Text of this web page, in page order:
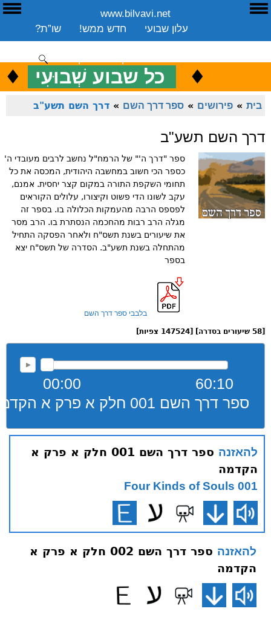
www.bilvavi.net
שו”ת?
חדש ממש!
עלון שבועי
שיעורים שבועי
ספרים
ארכיון
סקירה כללית
ENGLISH ♦ כל שבוע שְׁבוּעִי ♦
בית » פירושים » ספר דרך השם » דרך השם תשע"ב
דרך השם תשע"ב
ספר "דרך ה'" של הרמח"ל נחשב לרבים מעובדי ה'
כספר הכי חשוב במחשבה היהודית, המכסה את כל
תחומי השקפת התורה במקום קצר יחסית. אמנם,
עקב לשונו הדי פשוט וקיצורו, עלולים הקוראים
לפספס הרבה מהעמקות הכלולה בו. בספר זה
מגלה הרב רבות מהחכמה הנסתרת בו. הרב מסר
את שיעורים בשנת תשס"ח ולאחר הפסקה התחיל
מהתחלה בשנת תשע"ב. הסדרה של תשס"ח יצא
בספר
בלבבי ספר דרך השם
00:00
60:10
ספר דרך השם 001 חלק א פרק א הקדמה
להאזנה
ספר דרך השם 001 חלק א פרק א
הקדמה
001 Four Kinds of Souls
להאזנה
ספר דרך השם 002 חלק א פרק א
הקדמה